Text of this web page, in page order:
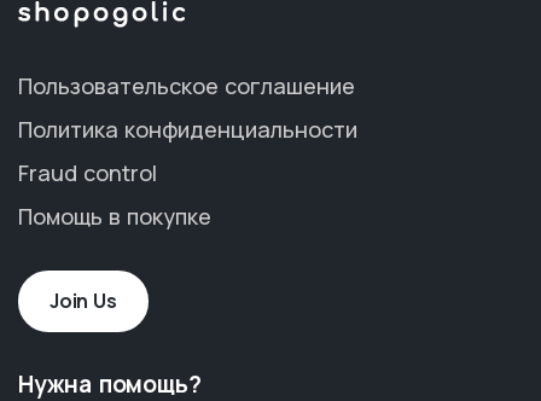
Пользовательское соглашение
Политика конфиденциальности
Fraud control
Помощь в покупке
Join Us
Нужна помощь?